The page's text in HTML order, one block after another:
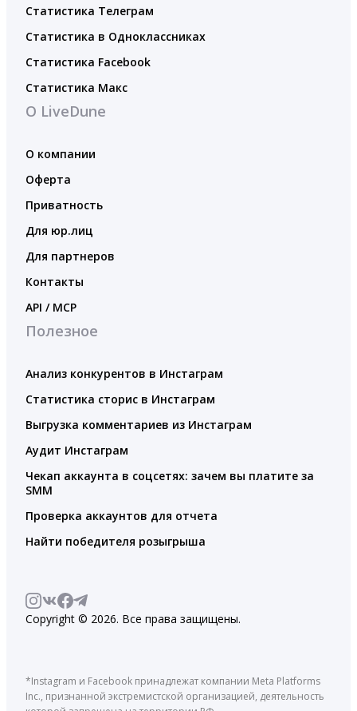
Статистика Телеграм
Статистика в Одноклассниках
Статистика Facebook
Статистика Макс
О LiveDune
О компании
Оферта
Приватность
Для юр.лиц
Для партнеров
Контакты
API / MCP
Полезное
Анализ конкурентов в Инстаграм
Статистика сторис в Инстаграм
Выгрузка комментариев из Инстаграм
Аудит Инстаграм
Чекап аккаунта в соцсетях: зачем вы платите за
SMM
Проверка аккаунтов для отчета
Найти победителя розыгрыша
Copyright © 2026. Все права защищены.
*Instagram и Facebook принадлежат компании Meta Platforms
Inc., признанной экстремистской организацией, деятельность